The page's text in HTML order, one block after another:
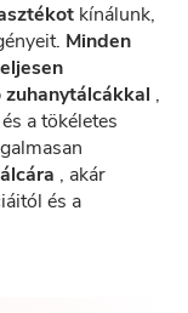
kínálunk,
Minden
,
a tökéletes
, akár
és a